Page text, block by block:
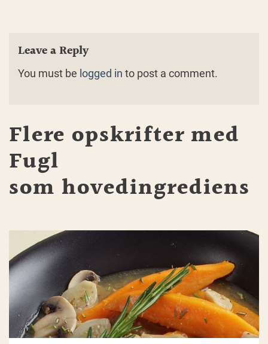
Leave a Reply
You must be logged in to post a comment.
Flere opskrifter med
Fugl
som hovedingrediens